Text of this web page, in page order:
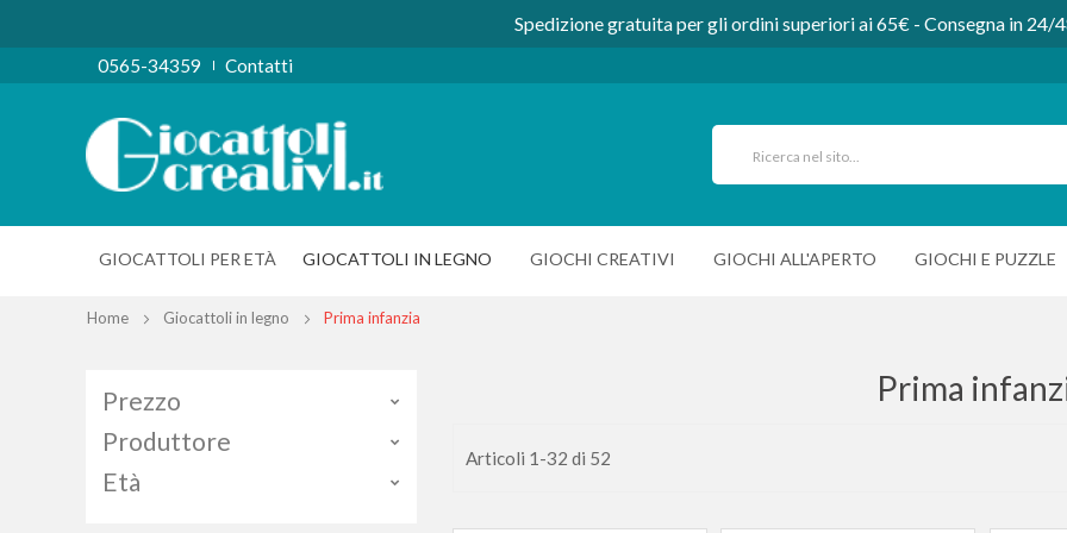
Spedizione gratuita per gli ordini superiori ai 65€ - Consegna in 24/
0565-34359 Contatti
GIOCATTOLI PER ETÀ GIOCATTOLI IN LEGNO GIOCHI CREATIVI GIOCHI ALL'APERTO GIOCHI E PUZZLE
Home Giocattoli in legno Prima infanzia
Prima
Articoli 1 -32 di 52
Prezzo
Produttore
Età